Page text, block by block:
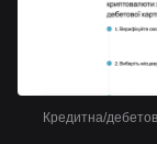
Кредитна/